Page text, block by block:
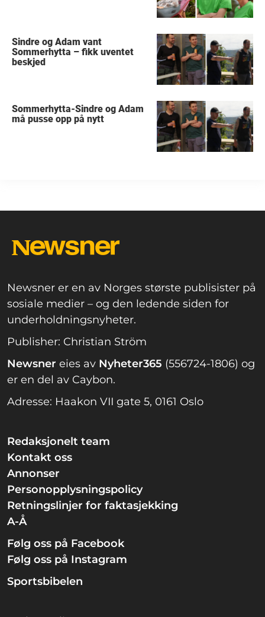
Sindre og Adam vant
Sommerhytta – fikk uventet
beskjed
Sommerhytta-Sindre og Adam
må pusse opp på nytt
Newsner er en av Norges største publisister på
sosiale medier – og den ledende siden for
underholdningsnyheter.
Publisher: Christian Ström
Newsner eies av Nyheter365 (556724-1806) og
er en del av Caybon.
Adresse: Haakon VII gate 5, 0161 Oslo
Redaksjonelt team
Kontakt oss
Annonser
Personopplysningspolicy
Retningslinjer for faktasjekking
A-Å
Følg oss på Facebook
Følg oss på Instagram
Sportsbibelen